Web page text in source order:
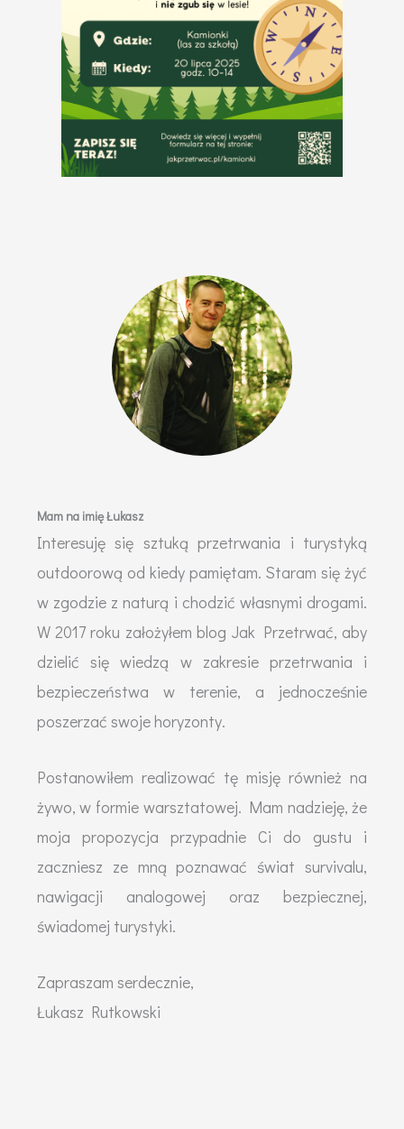
Mam na imię Łukasz
Interesuję się sztuką przetrwania i turystyką
outdoorową od kiedy pamiętam. Staram się żyć
w zgodzie z naturą i chodzić własnymi drogami.
W 2017 roku założyłem blog Jak Przetrwać, aby
dzielić się wiedzą w zakresie przetrwania i
bezpieczeństwa w terenie, a jednocześnie
poszerzać swoje horyzonty.
Postanowiłem realizować tę misję również na
żywo, w formie warsztatowej. Mam nadzieję, że
moja propozycja przypadnie Ci do gustu i
zaczniesz ze mną poznawać świat survivalu,
nawigacji analogowej oraz bezpiecznej,
świadomej turystyki.
Zapraszam serdecznie,
Łukasz Rutkowski